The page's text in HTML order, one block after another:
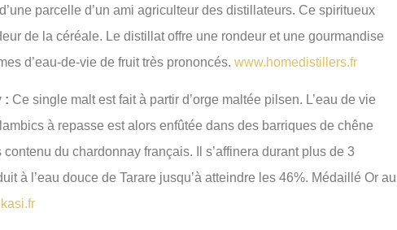
parcelle d’un ami agriculteur des distillateurs. Ce spiritueux
de la céréale. Le distillat offre une rondeur et une gourmandise
d’eau-de-vie de fruit très prononcés. www.homedistillers.fr
: Ce single malt est fait à partir d’orge maltée pilsen. L’eau de vie
à repasse est alors enfûtée dans des barriques de chêne
du chardonnay français. Il s’affinera durant plus de 3
à l’eau douce de Tarare jusqu’à atteindre les 46%. Médaillé Or au